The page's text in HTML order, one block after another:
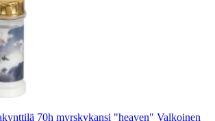
70h myrskykansi "heaven" Valkoinen